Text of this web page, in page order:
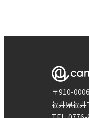
〒910-0006
福井県福井